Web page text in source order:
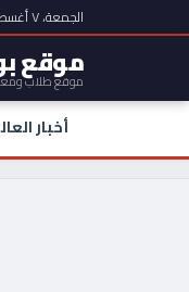
الجمعة، ٧ أغسطس ٢٠٢٦
موقع
موقع طلاب
أخبار